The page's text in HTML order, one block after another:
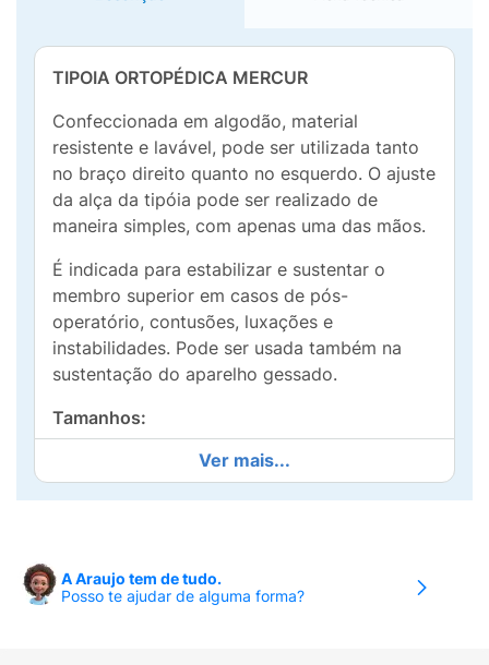
TIPOIA ORTOPÉDICA MERCUR
Confeccionada em algodão, material
resistente e lavável, pode ser utilizada tanto
no braço direito quanto no esquerdo. O ajuste
da alça da tipóia pode ser realizado de
maneira simples, com apenas uma das mãos.
É indicada para estabilizar e sustentar o
membro superior em casos de pós-
operatório, contusões, luxações e
instabilidades. Pode ser usada também na
sustentação do aparelho gessado.
Tamanhos:
Bilateral.Cor: azul.
braço dentro da tipoia, com o cuidado de
encaixar o cotovelo no fundo da mesma.Puxe
Ver mais...
A Araujo tem de tudo.
Posso te ajudar de alguma forma?